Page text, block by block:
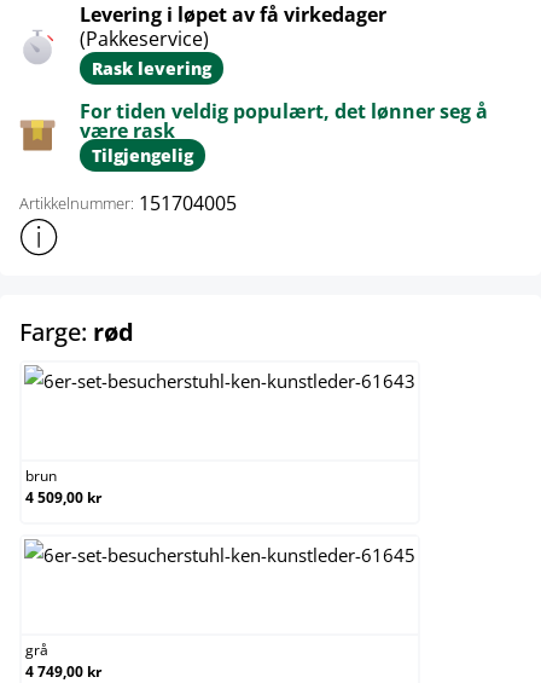
Levering i løpet av få virkedager
(Pakkeservice)
Rask levering
For tiden veldig populært, det lønner seg å
være rask
Tilgjengelig
Artikkelnummer: 151704005
Vis mer produktinformasjon
Farge: rød
brun
4 509,00 kr
grå
4 749,00 kr